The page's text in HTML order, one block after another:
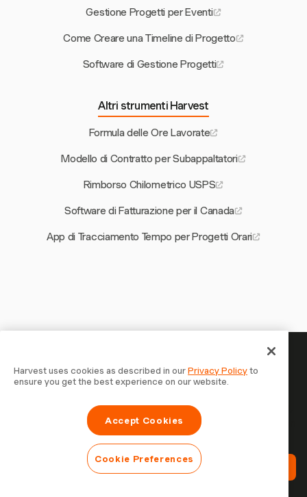
Gestione Progetti per Eventi
Come Creare una Timeline di Progetto
Software di Gestione Progetti
Altri strumenti Harvest
Formula delle Ore Lavorate
Modello di Contratto per Subappaltatori
Rimborso Chilometrico USPS
Software di Fatturazione per il Canada
App di Tracciamento Tempo per Progetti Orari
Il tuo tempo merita di essere
tracciato — inizia ora
Unisciti a oltre 70.000 aziende che monitorano il tempo,
fatturano i clienti e vengono pagate più velocemente con
Prova Harvest Gratis
Harvest uses cookies as described in ourPrivacy Policyto
ensure you get the best experience on our website.
Accept Cookies
Cookie Preferences